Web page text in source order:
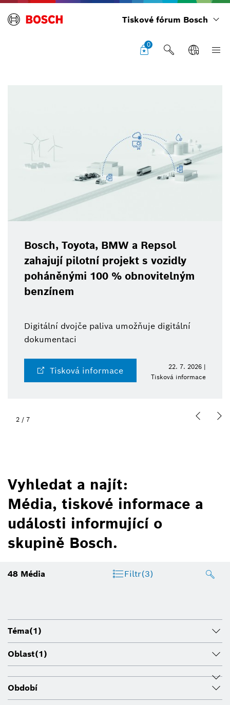
Tiskové fórum Bosch
0
vozidly
digitální
22. 7. 2026 |
BCW 2026: Bosch
technologií pro
robotiku
a přidaná hodnota z jednoho
Tisková informace
2 / 7
Vyhledat a najít:
Média, tiskové informace a
události informující o
skupině Bosch.
48 Média Filtr(3)
Téma(1)
Oblast(1)
Období